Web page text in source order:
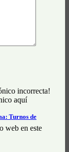
Turnos de
incorrecta!
aquí
web en este